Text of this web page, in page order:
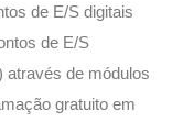
de E/S digitais
de E/S
através de módulos
gratuito em